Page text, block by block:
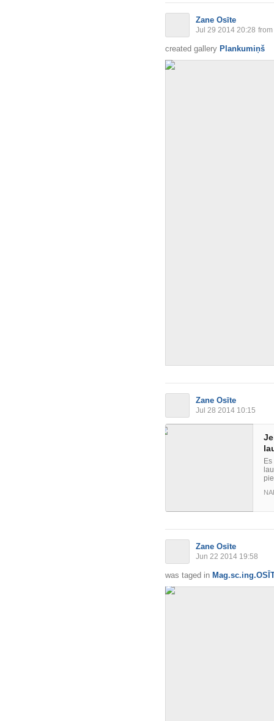
Zane Osīte
Jul 29 2014 20:28
created gallery Plankumiņš
Zane Osīte
Jul 28 2014 10:15
Zane Osīte
Jun 22 2014 19:58
was taged in